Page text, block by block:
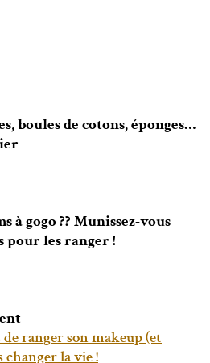
boules de cotons, éponges…
à gogo ?? Munissez-vous
pour les ranger !
ranger son makeup (et
la vie !